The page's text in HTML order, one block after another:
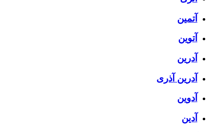
آتمین
آتوین
آدرین
آدرین آذری
آدوین
آدین